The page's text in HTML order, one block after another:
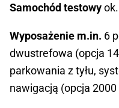
Samochód testowy
Wyposażenie m.in. 6
dwustrefowa (opcja
parkowania z tyłu,
nawigacją (opcja